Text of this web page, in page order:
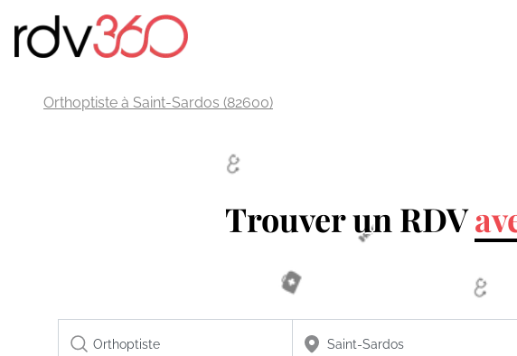
Orthoptiste à Saint-Sardos (82600)
Trouver un RDV